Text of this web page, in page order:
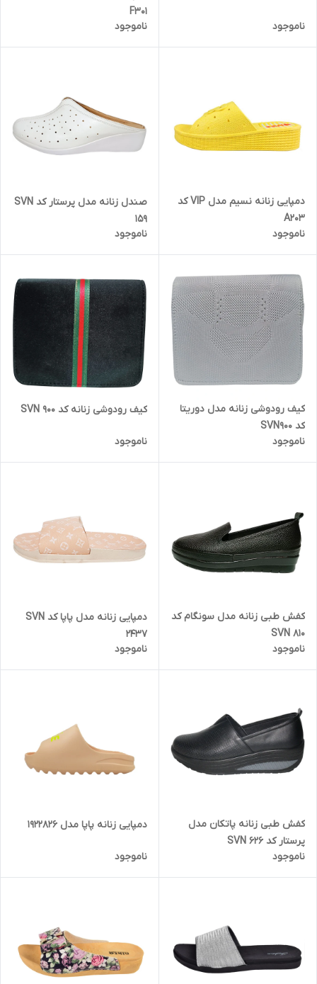
ناموجود
F301
ناموجود
دمپایی زنانه نسیم مدل VIP کد
A203
ناموجود
صندل زنانه مدل پرستار کد SVN
159
ناموجود
کیف رودوشی زنانه مدل دوریتا
کد SVN900
ناموجود
کیف رودوشی زنانه کد SVN 900
ناموجود
کفش طبی زنانه مدل سونگام کد
SVN 810
ناموجود
دمپایی زنانه مدل پاپا کد SVN
2437
ناموجود
کفش طبی زنانه پاتکان مدل
پرستار کد SVN 626
ناموجود
دمپایی زنانه پاپا مدل 1922826
ناموجود